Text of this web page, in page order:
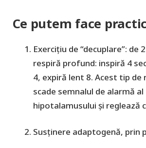
Ce putem face
Exercițiu de “decuplare”: de
respiră profund: inspiră 4
4, expiră lent 8. Acest tip de
scade semnalul de alarmă al
hipotalamusului și reglează
Susţinere adaptogenă, prin